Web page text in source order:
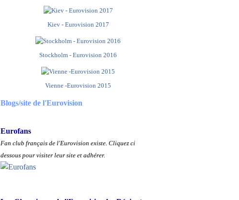
Kiev - Eurovision 2017
Stockholm - Eurovision 2016
Vienne -Eurovision 2015
Blogs/site de l'Eurovision
Eurofans
Fan club français de l'Eurovision existe. Cliquez ci
dessous pour visiter leur site et adhérer.